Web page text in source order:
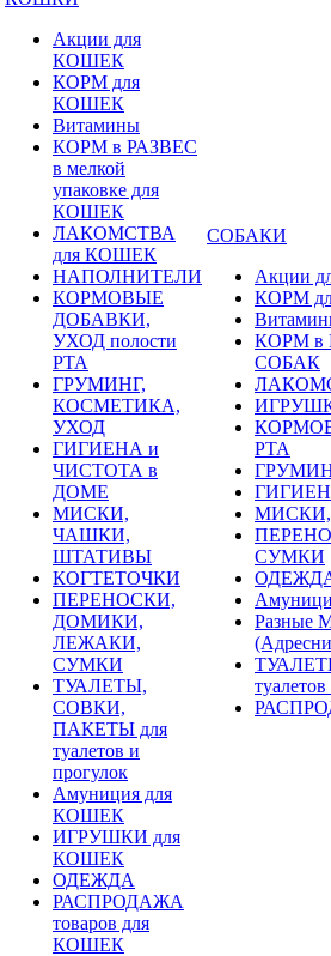
Акции для
КОШЕК
КОРМ для
КОШЕК
Витамины
КОРМ в РАЗВЕС
в мелкой
упаковке для
КОШЕК
ЛАКОМСТВА
для КОШЕК
НАПОЛНИТЕЛИ
КОРМОВЫЕ
ДОБАВКИ,
УХОД полости
РТА
ГРУМИНГ,
КОСМЕТИКА,
УХОД
ГИГИЕНА и
ЧИСТОТА в
ДОМЕ
МИСКИ,
ЧАШКИ,
ШТАТИВЫ
КОГТЕТОЧКИ
ПЕРЕНОСКИ,
ДОМИКИ,
ЛЕЖАКИ,
СУМКИ
ТУАЛЕТЫ,
СОВКИ,
ПАКЕТЫ для
туалетов и
прогулок
Амуниция для
КОШЕК
ИГРУШКИ для
КОШЕК
ОДЕЖДА
РАСПРОДАЖА
товаров для
КОШЕК
СОБАКИ
Акции
КОРМ
КОРМ в
СОБАК
РТА
СУМКИ
Разные